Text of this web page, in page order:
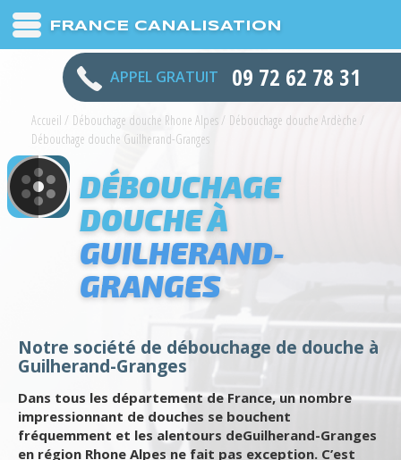
FRANCE CANALISATION
APPEL GRATUIT 09 72 62 78 31
Accueil / Débouchage douche Rhone Alpes/ Débouchage douche Ardèche /
Débouchage douche Guilherand-Granges
DÉBOUCHAGE
DOUCHE À
GUILHERAND-
GRANGES
Notre société de débouchage de douche à
Guilherand-Granges
Dans tous les département de France, un nombre
impressionnant de douches se bouchent
fréquemment et les alentours deGuilherand-Granges
en région Rhone Alpes ne fait pas exception. C’est